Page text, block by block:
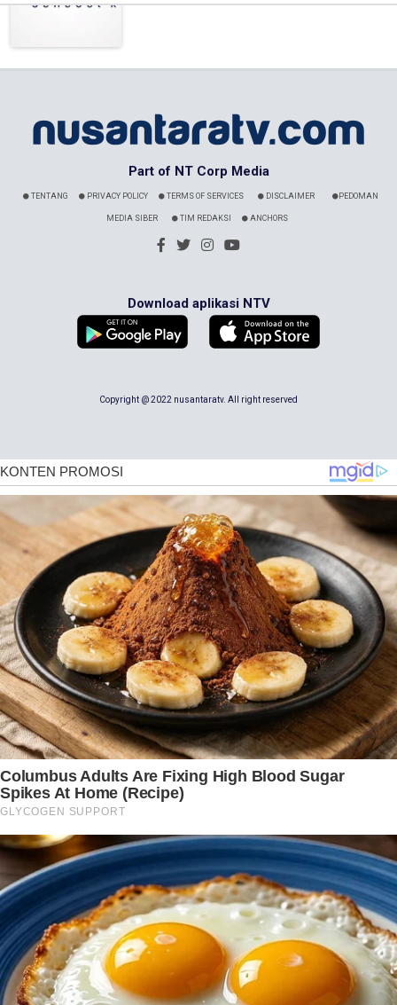
Part of NT Corp Media
TENTANG PRIVACY POLICY TERMS OF SERVICES DISCLAIMER PEDOMAN
MEDIA SIBER TIM REDAKSI ANCHORS
Download aplikasi NTV
Copyright @ 2022 nusantaratv. All right reserved